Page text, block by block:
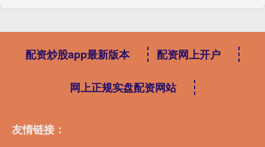
配资炒股app最新版本 配资网上开户
网上正规实盘配资网站
友情链接：